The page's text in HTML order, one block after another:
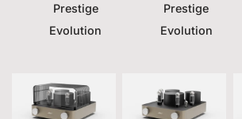
Prestige
Evolution
Prestige
Evolution